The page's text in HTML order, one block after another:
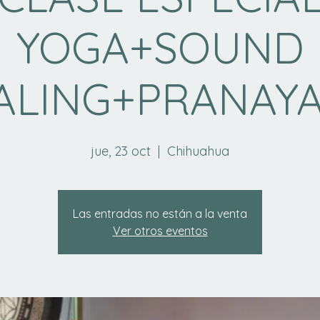
YOGA+SOUND
jue, 23 oct
  |
Chihuahua
Las entradas no están a la venta
Ver otros eventos